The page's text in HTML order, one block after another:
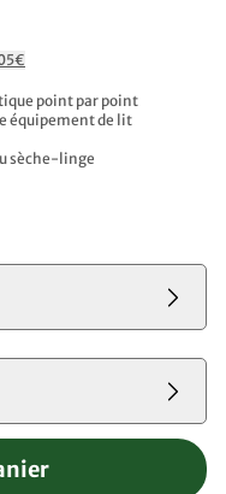
point par point
équipement de lit
sèche-linge